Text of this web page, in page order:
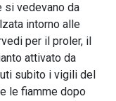
si vedevano da
intorno alle
per il proler, il
attivato da
subito i vigili del
le fiamme dopo